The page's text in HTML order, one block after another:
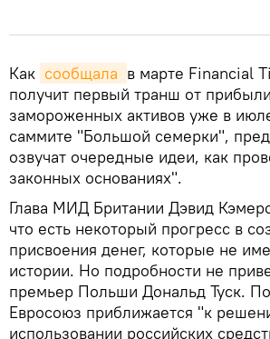
Как сообщала в марте Financial
получит первый транш от
замороженных активов уже в
саммите "Большой семерки",
озвучат очередные идеи, как
законных основаниях".
Глава МИД Британии Дэвид
что есть некоторый прогресс в
присвоения денег, которые не
истории. Но подробности не
премьер Польши Дональд Туск.
Евросоюз приближается "к
использовании российских